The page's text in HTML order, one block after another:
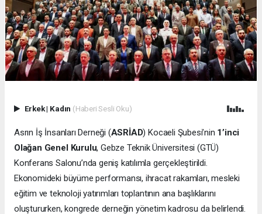
Erkek| Kadın (Haberi Sesli Oku)
Asrın İş İnsanları Derneği (ASRİAD) Kocaeli Şubesi’nin 1’inci
Olağan Genel Kurulu, Gebze Teknik Üniversitesi (GTÜ)
Konferans Salonu’nda geniş katılımla gerçekleştirildi.
Ekonomideki büyüme performansı, ihracat rakamları, mesleki
eğitim ve teknoloji yatırımları toplantının ana başlıklarını
oluştururken, kongrede derneğin yönetim kadrosu da belirlendi.